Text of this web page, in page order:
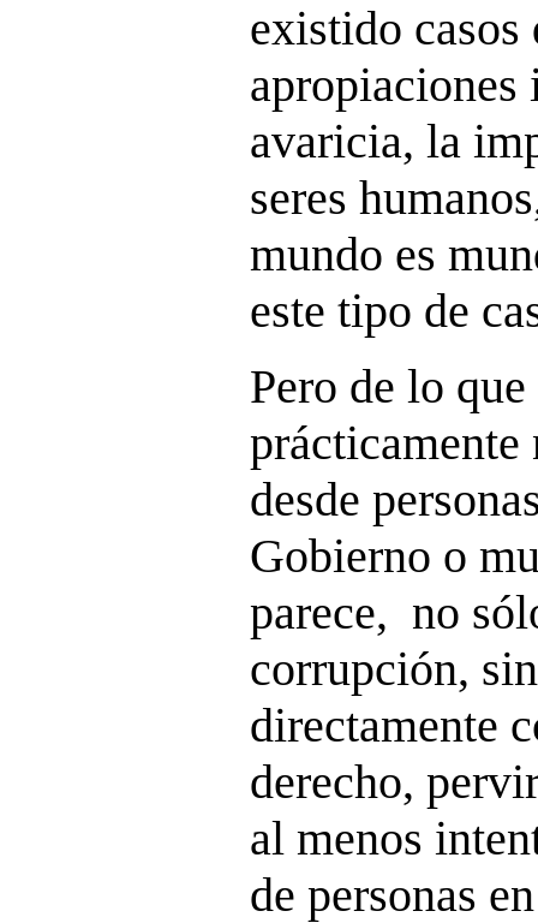
existido
apropiaciones
avaricia, la
seres
mundo es
este tipo de
Pero de lo
prácticamente
desde
Gobierno o
parece, no
corrupción,
directamente
derecho,
al menos
de personas